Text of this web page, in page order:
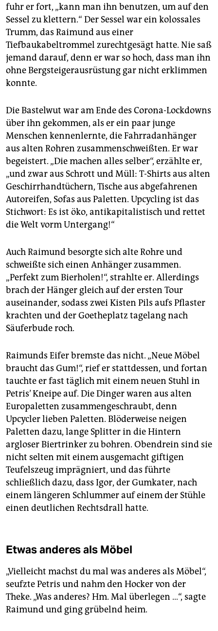
fragen & hilfe
unterstützen
abo
genossenschaft
fuhr er fort, „kann man ihn benutzen, um auf den
Sessel zu klettern.“ Der Sessel war ein kolossales
Trumm, das Raimund aus einer
Tiefbaukabeltrommel zurechtgesägt hatte. Nie saß
jemand darauf, denn er war so hoch, dass man ihn
ohne Bergsteigerausrüstung gar nicht erklimmen
konnte.
Die Bastelwut war am Ende des Corona-Lockdowns
über ihn gekommen, als er ein paar junge
Menschen kennenlernte, die Fahrradanhänger
aus alten Rohren zusammenschweißten. Er war
begeistert. „Die machen alles selber“, erzählte er,
„und zwar aus Schrott und Müll: T-Shirts aus alten
Geschirrhandtüchern, Tische aus abgefahrenen
Autoreifen, Sofas aus Paletten. Upcycling ist das
Stichwort: Es ist öko, antikapitalistisch und rettet
die Welt vorm Untergang!“
Auch Raimund besorgte sich alte Rohre und
schweißte sich einen Anhänger zusammen.
„Perfekt zum Bierholen!“, strahlte er. Allerdings
brach der Hänger gleich auf der ersten Tour
auseinander, sodass zwei Kisten Pils aufs Pflaster
krachten und der Goetheplatz tagelang nach
Säuferbude roch.
Raimunds Eifer bremste das nicht. „Neue Möbel
braucht das Gum!“, rief er stattdessen, und fortan
tauchte er fast täglich mit einem neuen Stuhl in
Petris’ Kneipe auf. Die Dinger waren aus alten
Europaletten zusammengeschraubt, denn
Upcycler lieben Paletten. Blöderweise neigen
Paletten dazu, lange Splitter in die Hintern
argloser Biertrinker zu bohren. Obendrein sind sie
nicht selten mit einem ausgemacht giftigen
Teufelszeug imprägniert, und das führte
schließlich dazu, dass Igor, der Gumkater, nach
einem längeren Schlummer auf einem der Stühle
einen deutlichen Rechtsdrall hatte.
Etwas anderes als Möbel
„Vielleicht machst du mal was anderes als Möbel“,
seufzte Petris und nahm den Hocker von der
Theke. „Was anderes? Hm. Mal überlegen …“, sagte
Raimund und ging grübelnd heim.